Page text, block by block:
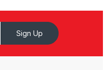
Sign Up